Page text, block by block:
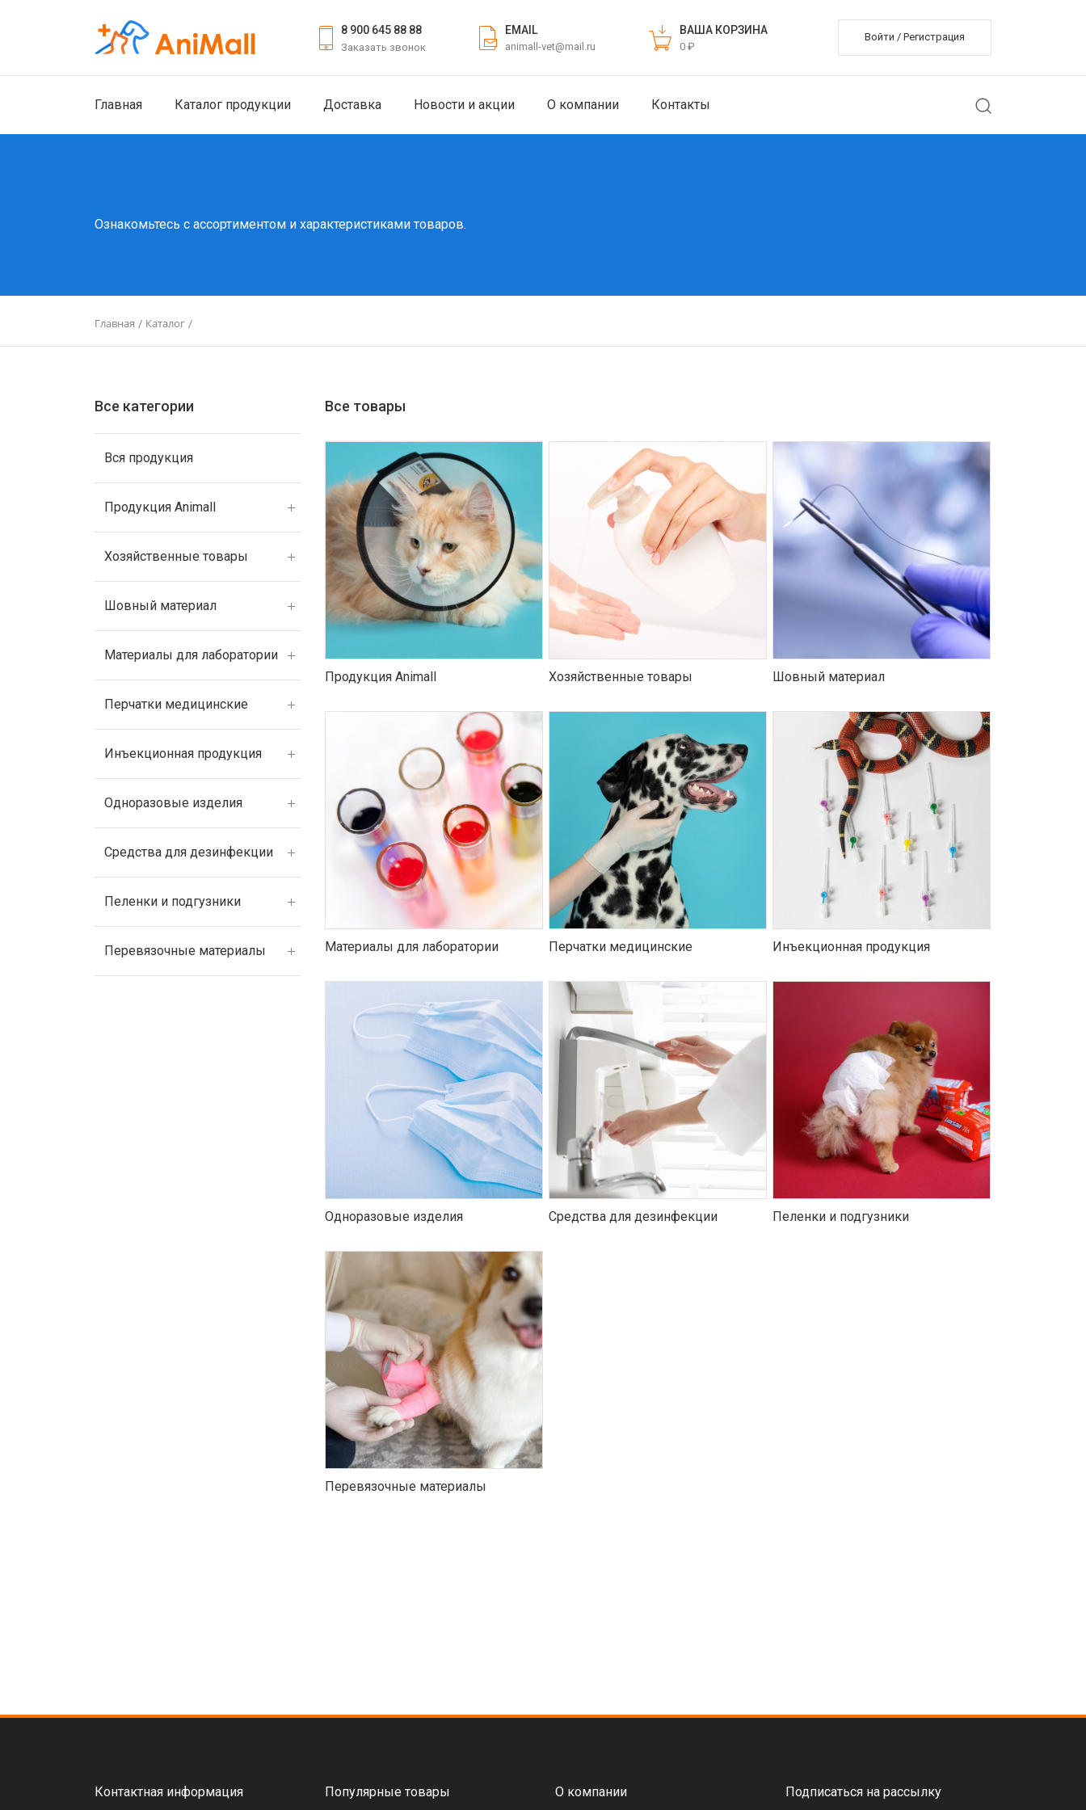
8 900 645 88 88
Заказать звонок
EMAIL
animall-vet@mail.ru
ВАША КОРЗИНА
0 ₽
Войти / Регистрация
Главная Каталог продукции Доставка Новости и акции О компании Контакты
Ознакомьтесь с ассортиментом и характеристиками товаров.
Главная / Каталог /
Все категории
Вся продукция
Продукция Animall
Хозяйственные товары
Шовный материал
Материалы для лаборатории
Перчатки медицинские
Инъекционная продукция
Одноразовые изделия
Средства для дезинфекции
Пеленки и подгузники
Перевязочные материалы
Все товары
Продукция Animall Хозяйственные товары Шовный материал
Материалы для лаборатории Перчатки медицинские Инъекционная продукция
Одноразовые изделия Средства для дезинфекции Пеленки и подгузники
Перевязочные материалы
Контактная информация Популярные товары О компании Подписаться на рассылку